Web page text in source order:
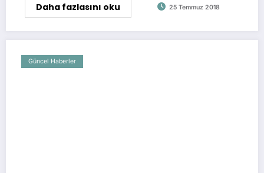
Daha fazlasını oku 25 Temmuz 2018
Güncel Haberler